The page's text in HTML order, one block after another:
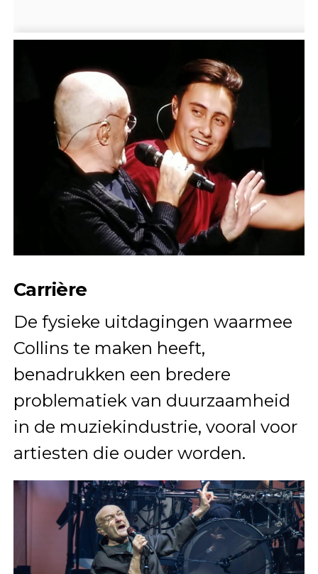
Carrière
De fysieke uitdagingen waarmee
Collins te maken heeft,
benadrukken een bredere
problematiek van duurzaamheid
in de muziekindustrie, vooral voor
artiesten die ouder worden.